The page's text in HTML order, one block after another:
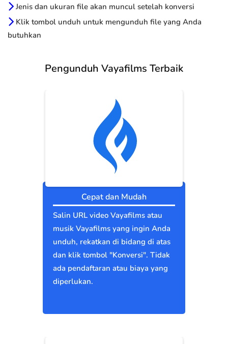
Jenis dan ukuran file akan muncul setelah konversi
Klik tombol unduh untuk mengunduh file yang Anda
butuhkan
Pengunduh Vayafilms Terbaik
Cepat dan Mudah
Salin URL video Vayafilms atau
musik Vayafilms yang ingin Anda
unduh, rekatkan di bidang di atas
dan klik tombol "Konversi". Tidak
ada pendaftaran atau biaya yang
diperlukan.